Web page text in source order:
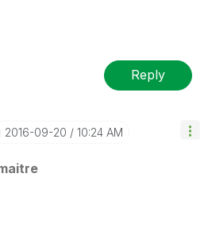
Reply
‎2016-09-20 10:24 AM